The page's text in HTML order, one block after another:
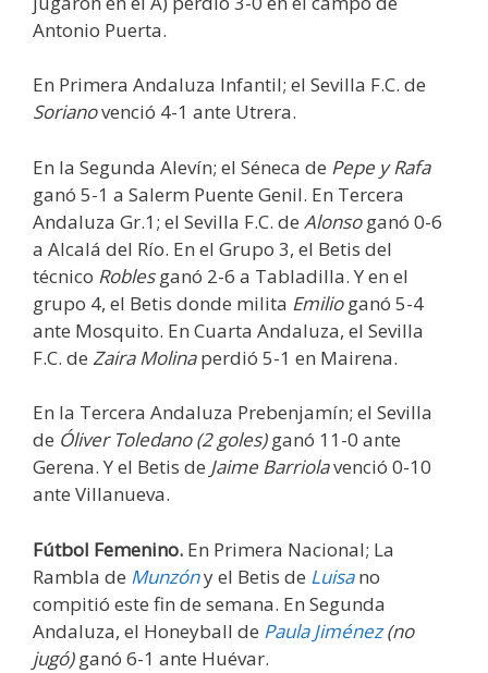
Antonio Puerta.
En Primera Andaluza Infantil; el Sevilla F.C. de
Sorianovenció 4-1 ante Utrera.
En la Segunda Alevín; el Séneca de Pepe y Rafa
ganó 5-1 a Salerm Puente Genil. En Tercera
Andaluza Gr.1; el Sevilla F.C. de Alonsoganó 0-6
a Alcalá del Río. En el Grupo 3, el Betis del
técnico Roblesganó 2-6 a Tabladilla. Y en el
grupo 4, el Betis donde milita Emilioganó 5-4
ante Mosquito. En Cuarta Andaluza, el Sevilla
F.C. de Zaira Molinaperdió 5-1 en Mairena.
En la Tercera Andaluza Prebenjamín; el Sevilla
de Óliver Toledano (2 goles)ganó 11-0 ante
Gerena. Y el Betis de Jaime Barriolavenció 0-10
ante Villanueva.
Fútbol Femenino. En Primera Nacional; La
Rambla de Munzóny el Betis de Luisano
compitió este fin de semana. En Segunda
Andaluza, el Honeyball de Paula Jiménez(no
jugó)ganó 6-1 ante Huévar.